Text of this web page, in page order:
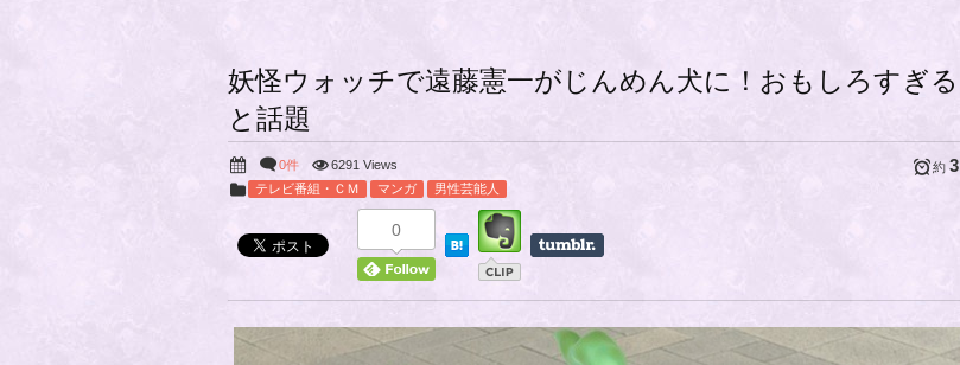
妖怪ウォッチで遠藤憲一がじんめん犬に！おもしろすぎる
と話題
0件 6291 Views 約 3
テレビ番組・ＣＭ
マンガ 男性芸能人
0